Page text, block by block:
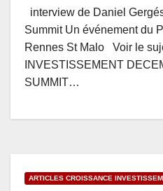
interview de Daniel
Summit Un événement du
Rennes St Malo Voir le
INVESTISSEMENT
SUMMIT…
ARTICLES CROISSANCE